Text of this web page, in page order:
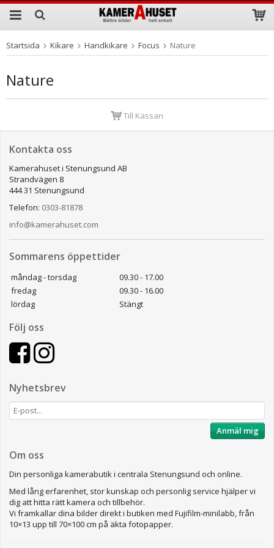
Produkten har blivit tillagd i varukorgen
Startsida Kikare Handkikare Focus Nature
Nature
Till Kassan
Kontakta oss
Kamerahuset i Stenungsund AB
Strandvägen 8
444 31 Stenungsund
Telefon: 0303-81878
info@kamerahuset.com
Sommarens öppettider
måndag - torsdag
09.30 - 17.00
fredag
09.30 - 16.00
lördag
Stängt
Följ oss
Nyhetsbrev
Anmäl mig
Om oss
Din personliga kamerabutik i centrala Stenungsund och online.
Med lång erfarenhet, stor kunskap och personlig service hjälper vi
dig att hitta rätt kamera och tillbehör.
Vi framkallar dina bilder direkt i butiken med Fujifilm-minilabb, från
10×13 upp till 70×100 cm på äkta fotopapper.